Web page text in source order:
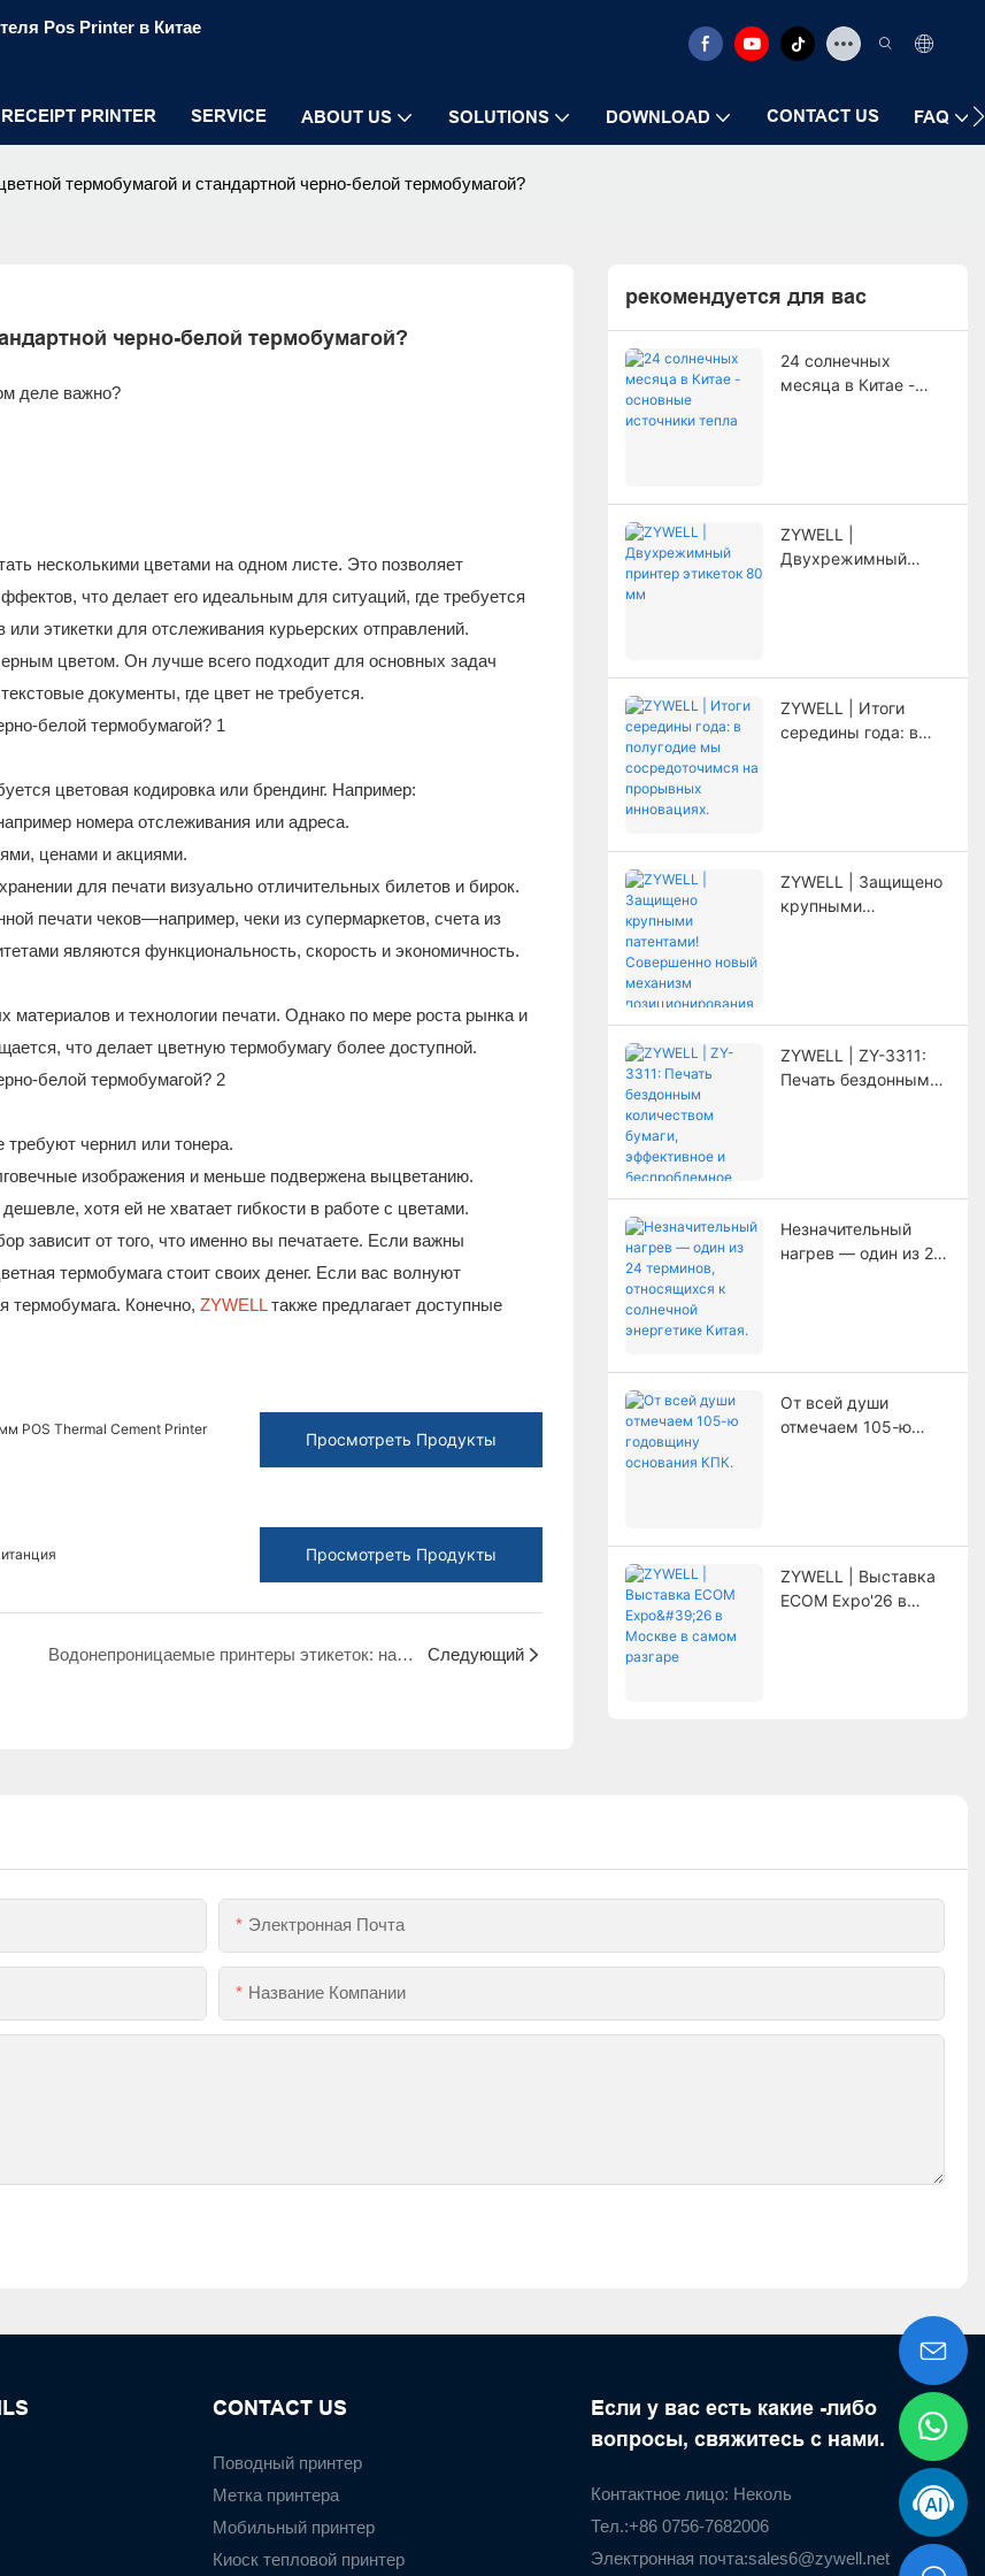
Pos Printer в Китае
RECEIPT PRINTER SERVICE ABOUT US SOLUTIONS DOWNLOAD CONTACT US FAQ
термобумагой и стандартной черно-белой термобумагой?
черно-белой термобумагой?
деле важно?
несколькими цветами на одном листе. Это позволяет
что делает его идеальным для ситуаций, где требуется
этикетки для отслеживания курьерских отправлений.
цветом. Он лучше всего подходит для основных задач
документы, где цвет не требуется.
цветовая кодировка или брендинг. Например:
номера отслеживания или адреса.
ценами и акциями.
для печати визуально отличительных билетов и бирок.
печати чеков—например, чеки из супермаркетов, счета из
являются функциональность, скорость и экономичность.
и технологии печати. Однако по мере роста рынка и
что делает цветную термобумагу более доступной.
чернил или тонера.
изображения и меньше подвержена выцветанию.
хотя ей не хватает гибкости в работе с цветами.
зависит от того, что именно вы печатаете. Если важны
термобумага стоит своих денег. Если вас волнуют
термобумага. Конечно, ZYWELLтакже предлагает доступные
POS Thermal Cement Printer
Просмотреть Продукты
Просмотреть Продукты
Водонепроницаемые принтеры этикеток: надежный инструмент для работы в условиях повышенной влажности и в сложных условиях Следующий
рекомендуется для вас
24 солнечных
месяца в Китае -
ZYWELL |
Двухрежимный
ZYWELL | Итоги
середины года: в
ZYWELL | Защищено
крупными
значительно
увеличивающий срок
службы принтера.
ZYWELL | ZY-3311:
Печать бездонным
Незначительный
нагрев — один из 24
От всей души
отмечаем 105-ю
ZYWELL | Выставка
ECOM Expo'26 в
Электронная Почта
Название Компании
CONTACT US
Поводный принтер
Метка принтера
Мобильный принтер
Киоск тепловой принтер
Если у вас есть какие -либо
вопросы, свяжитесь с нами.
Контактное лицо: Неколь
Тел.:+86 0756-7682006
Электронная почта:sales6@zywell.net